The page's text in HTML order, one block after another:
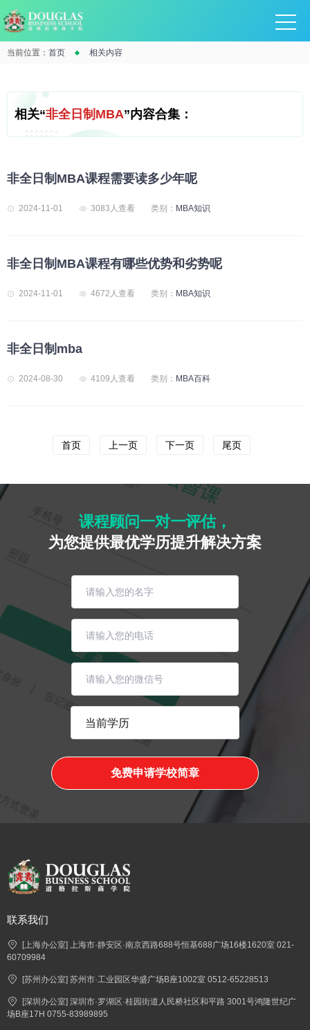
当前位置： 首页 相关内容
相关“非全日制MBA”内容合集：
非全日制MBA课程需要读多少年呢
2024-11-01 3083人查看 类别： MBA知识
非全日制MBA课程有哪些优势和劣势呢
2024-11-01 4672人查看 类别： MBA知识
非全日制mba
2024-08-30 4109人查看 类别： MBA百科
首页 上一页 下一页 尾页
课程顾问一对一评估，
为您提供最优学历提升解决方案
免费申请学校简章
联系我们
[上海办公室] 上海市·静安区·南京西路688号恒基688广场16楼1620室 021-
60709984
[苏州办公室] 苏州市·工业园区华盛广场B座1002室 0512-65228513
[深圳办公室] 深圳市·罗湖区·桂园街道人民桥社区和平路 3001号鸿隆世纪广
场B座17H 0755-83989895